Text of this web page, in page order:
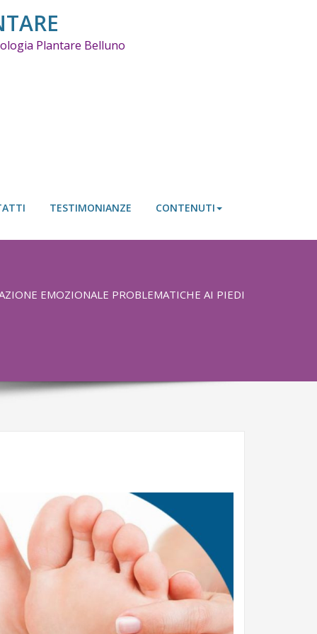
Plantare Belluno
TESTIMONIANZE CONTENUTI
EMOZIONALE PROBLEMATICHE AI PIEDI